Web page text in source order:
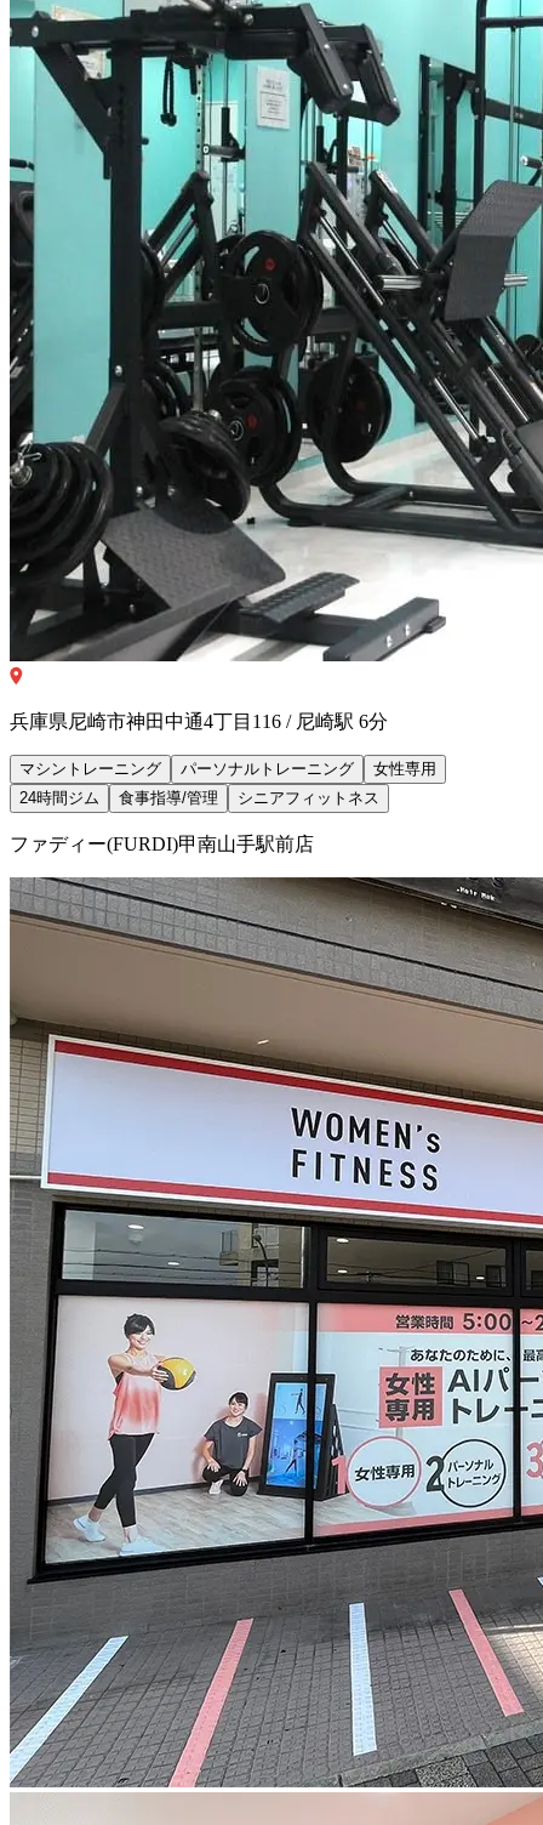
兵庫県尼崎市神田中通4丁目116 / 尼崎駅 6分
マシントレーニング パーソナルトレーニング
女性専用
24時間ジム
食事指導/管理 シニアフィットネス
ファディー(FURDI)甲南山手駅前店